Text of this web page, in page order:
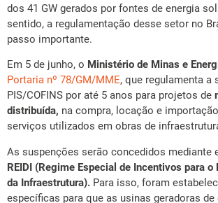
dos 41 GW gerados por fontes de energia
sentido, a regulamentação desse setor no
passo importante.
Em 5 de junho, o Ministério de Minas e
Portaria nº 78/GM/MME, que regulamenta a
PIS/COFINS por até 5 anos para projetos de
distribuída, na compra, locação e
serviços utilizados em obras de
As suspenções serão concedidos mediante
REIDI (Regime Especial de Incentivos para
da Infraestrutura). Para isso, foram
específicas para que as usinas geradoras